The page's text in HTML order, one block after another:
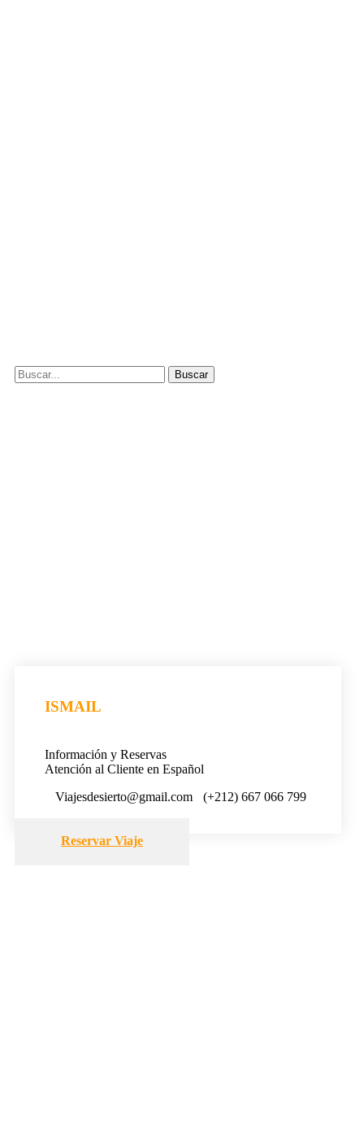
ISMAIL
Información y Reservas
Atención al Cliente en Español
Viajesdesierto@gmail.com
(+212) 667 066 799
Reservar Viaje